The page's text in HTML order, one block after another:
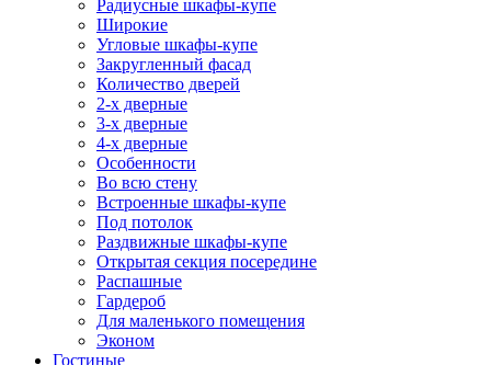
Радиусные шкафы-купе
Широкие
Угловые шкафы-купе
Закругленный фасад
Количество дверей
2-х дверные
3-х дверные
4-х дверные
Особенности
Во всю стену
Встроенные шкафы-купе
Под потолок
Раздвижные шкафы-купе
Открытая секция посередине
Распашные
Гардероб
Для маленького помещения
Эконом
Гостиные